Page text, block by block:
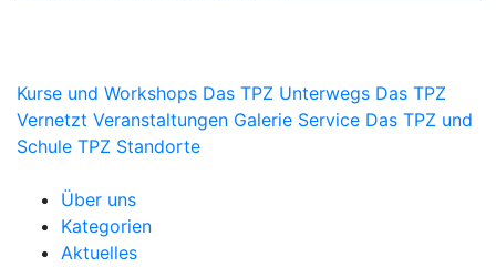
Kurse und Workshops Das TPZ Unterwegs Das TPZ
Vernetzt Veranstaltungen Galerie Service Das TPZ und
Schule TPZ Standorte
Über uns
Kategorien
Aktuelles